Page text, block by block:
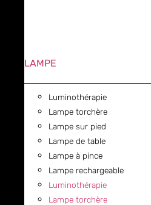
LAMPE
Luminothérapie
Lampe torchère
Lampe sur pied
Lampe de table
Lampe à pince
Lampe rechargeable
Luminothérapie
Lampe torchère